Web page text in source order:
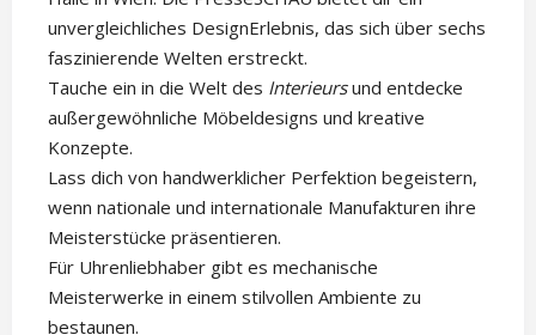
unvergleichliches DesignErlebnis, das sich über sechs
faszinierende Welten erstreckt.
Tauche ein in die Welt des Interieursund entdecke
außergewöhnliche Möbeldesigns und kreative
Konzepte.
Lass dich von handwerklicher Perfektion begeistern,
wenn nationale und internationale Manufakturen ihre
Meisterstücke präsentieren.
Für Uhrenliebhaber gibt es mechanische
Meisterwerke in einem stilvollen Ambiente zu
bestaunen.